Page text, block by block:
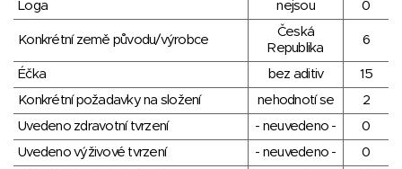
Loga
nejsou 0
Konkrétní země původu/výrobce
Česká
Republika
6
Éčka bez aditiv
15
Konkrétní požadavky na složení
nehodnotí se
2
Uvedeno zdravotní tvrzení
- neuvedeno -
0
Uvedeno výživové tvrzení
- neuvedeno -
0